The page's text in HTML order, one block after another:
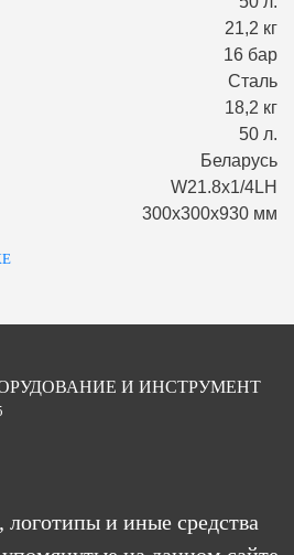
21,2 кг
16 бар
Сталь
18,2 кг
50 л.
Беларусь
W21.8х1/4LH
300х300х930 мм
И ИНСТРУМЕНТ
логотипы и иные средства